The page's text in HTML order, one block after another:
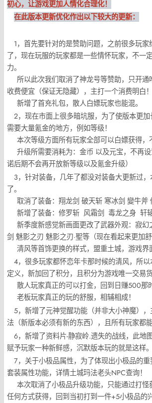
初心，让游戏更加人情化合理化！
在此版本更新优化作出以下较大的更新：
1，首先要针对的是赞助问题，之前很多玩
了，现在玩服的玩家都是一些情怀玩家，不一
力。
所以此次我们取消了神龙号等赞助，只开通
收费便宜（保证无隐藏），主打一个消费明白！
新增了首充礼包，散人白嫖玩家也能混。
2，现在市面上很多暗坑服，为了使版本更
需要大量氪金的地方，例如等级！
本次等级方面所有玩家全部可以白嫖获得，
升级所需要消耗为：金币 以及元宝，不再
诺后期不会再开放新等级以及氪金升级）
3，针对装备，几年了都没对装备大更新过
了。
取消了装备：翔龙剑 破天斩 寒冰剑 變牛斧
新增了装备：修罗斩 风霜剑 毒龙之身 轩
新季度新感觉新画面更改了武器外观：寂幻
剑 魅影之刃 魅影之刃·聖等（现在看起来更加舒
清风等首饰更换的样式，盟重土城，游戏界
4，很多玩家都怀恋年卡那时候的清风，所
定义，新加回了积分，且积分为游戏唯一交易货
散人玩家真正的可以打金，回到日赚500那
老板玩家真正的玩的舒服，相辅相成！
5，新增了元神觉醒功能（并非大小神魔）
法（新版本必须有新的东西），且所有玩家都能
6，新增了资料片-静寂岭.遗失的战线，此地
赋予玩家一种新鲜感，沉默版本玩的就是这样。
7，关于小极品属性，为了体现出小极品的
套装属性功能，详情土城玛法老头NPC查询！
本次取消了小极品升级功能，只能通过打怪
任何方式获得，回到当初打到一件+5小极品的